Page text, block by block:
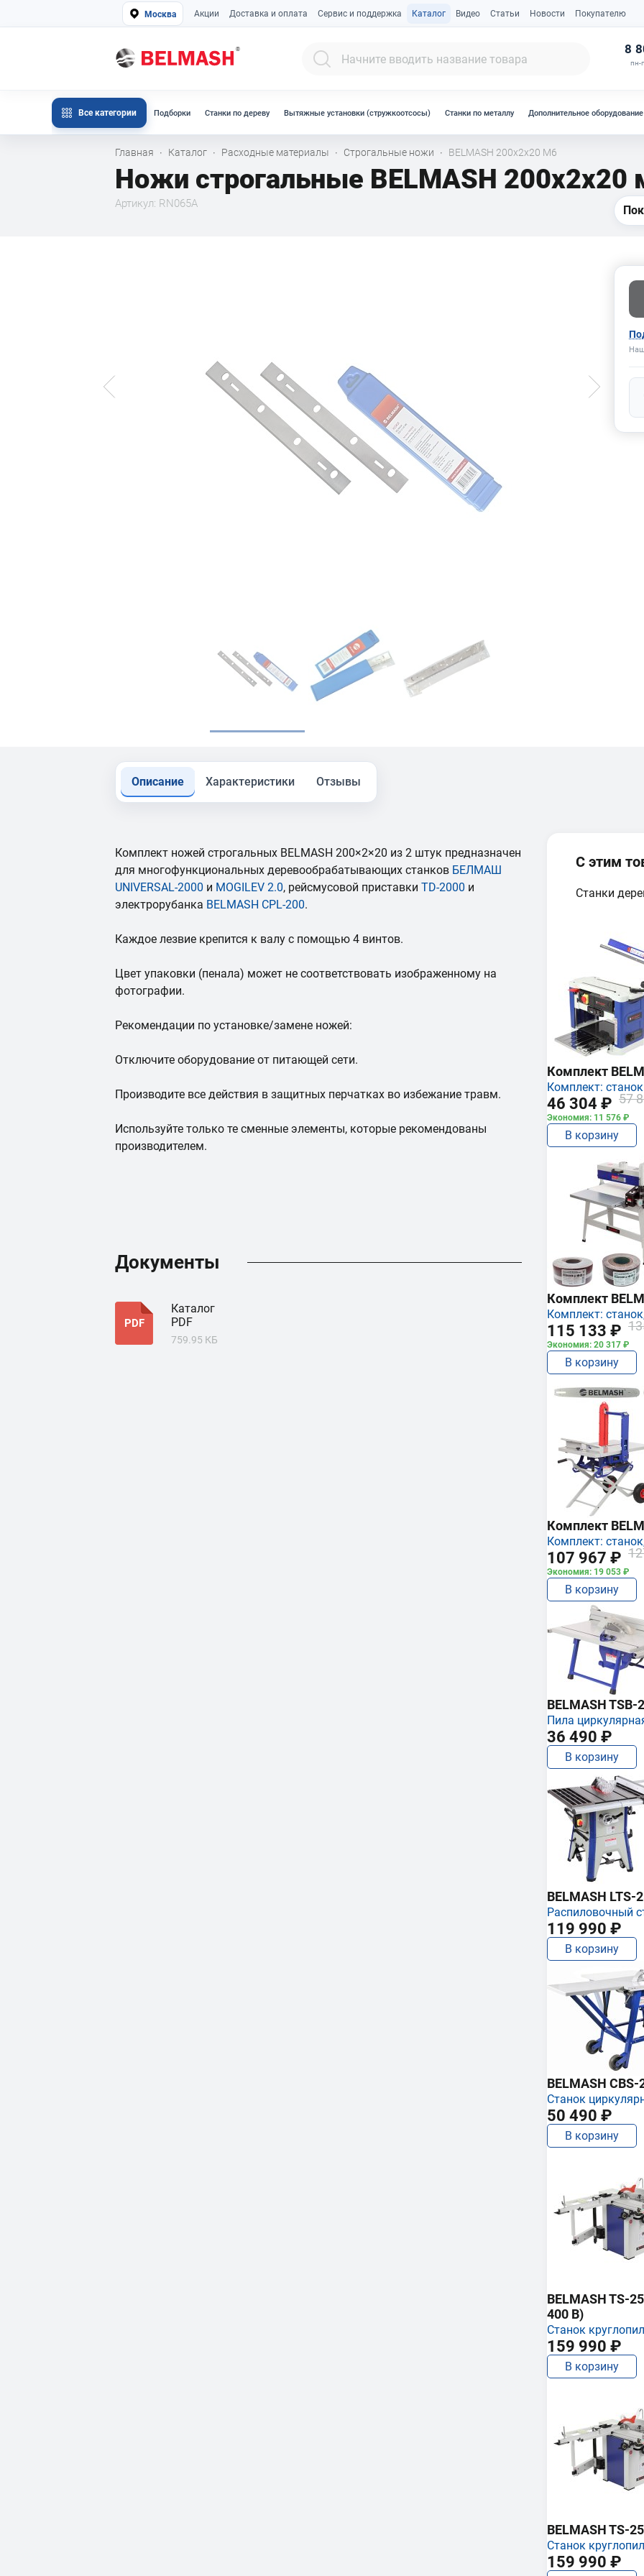
Москва Акции Доставка и оплата Сервис и поддержка Каталог Видео Статьи Новости Покупателю
8
пн-
Все категории Подборки Станки по дереву Вытяжные установки (стружкоотсосы) Станки по металлу Дополнительное оборудование
Главная · Каталог · Расходные материалы · Строгальные ножи · BELMASH 200х2х20 М6
Ножи строгальные BELMASH 200х2х20
Артикул: RN065A
Описание Характеристики Отзывы
Комплект ножей строгальных BELMASH 200×2×20 из 2 штук предназначен
для многофункциональных деревообрабатывающих станков БЕЛМАШ
UNIVERSAL-2000 и MOGILEV 2.0, рейсмусовой приставки TD-2000 и
электрорубанка BELMASH CPL-200.
Каждое лезвие крепится к валу с помощью 4 винтов.
Цвет упаковки (пенала) может не соответствовать изображенному на
фотографии.
Рекомендации по установке/замене ножей:
Отключите оборудование от питающей сети.
Производите все действия в защитных перчатках во избежание травм.
Используйте только те сменные элементы, которые рекомендованы
производителем.
Документы
PDF
Каталог
PDF
759.95 КБ
С этим
Станки
Комплект
Комплект:
46 304 ₽ 57
Экономия: 11 576 ₽
В корзину
Комплект
Комплект:
115 133 ₽
Экономия: 20 317 ₽
В корзину
Комплект
Комплект:
107 967 ₽
Экономия: 19 053 ₽
В корзину
BELMASH TSB-
Пила
36 490 ₽
В корзину
BELMASH LTS-
Распиловочный
119 990 ₽
В корзину
BELMASH CBS-
Станок
50 490 ₽
В корзину
BELMASH TS-
400 В)
Станок
159 990 ₽
В корзину
BELMASH TS-
Станок
159 990 ₽